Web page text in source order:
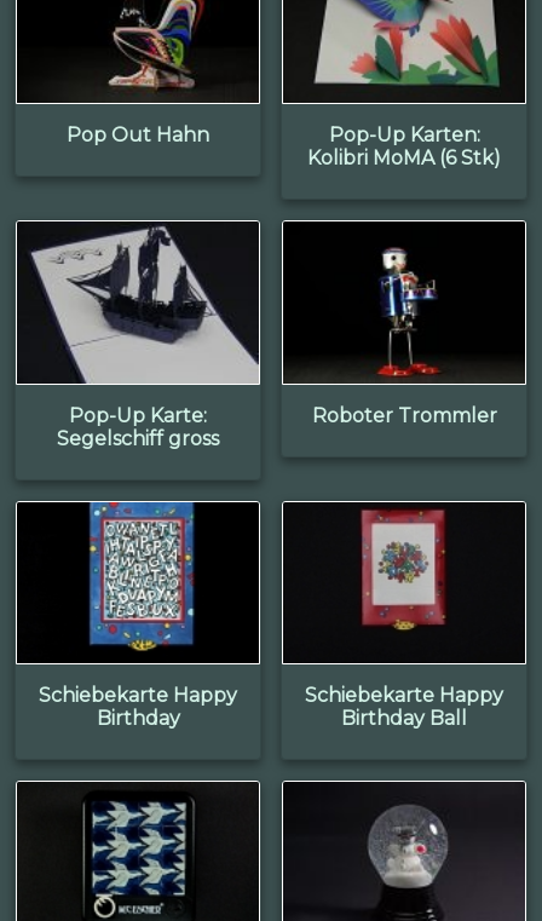
Pop Out Hahn
Pop-Up Karten:
Kolibri MoMA (6 Stk)
Pop-Up Karte:
Segelschiff gross
Roboter Trommler
Schiebekarte Happy
Birthday
Schiebekarte Happy
Birthday Ball